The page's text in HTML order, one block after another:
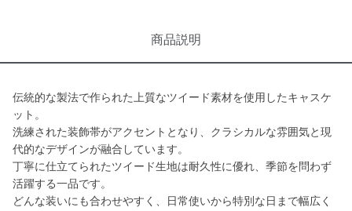
商品説明
伝統的な製法で作られた上質なツイード素材を使用したキャスケ
ット。
洗練された装飾帯がアクセントとなり、クラシカルな雰囲気と現
代的なデザインが融合しています。
丁寧に仕立てられたツイード生地は耐久性に優れ、季節を問わず
活躍する一品です。
どんな装いにも合わせやすく、日常使いから特別な日まで幅広く